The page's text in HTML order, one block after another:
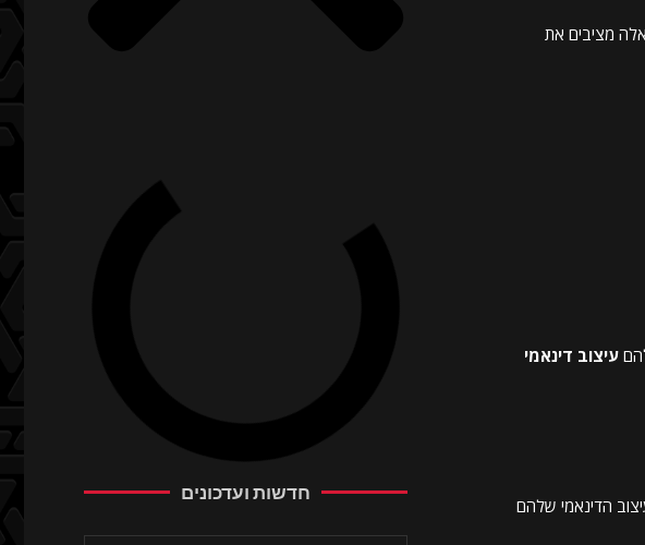
אלה מציבים את
עיצוב דינאמי
הדינאמי שלהם
חדשות ועדכונים